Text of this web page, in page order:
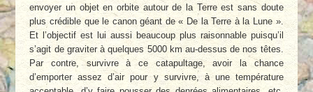
envoyer un objet en orbite autour de la Terre est sans doute
plus crédible que le canon géant de « De la Terre à la Lune ».
Et l’objectif est lui aussi beaucoup plus raisonnable puisqu’il
s’agit de graviter à quelques 5000 km au-dessus de nos têtes.
Par contre, survivre à ce catapultage, avoir la chance
d’emporter assez d’air pour y survivre, à une température